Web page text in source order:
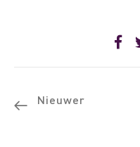
Nieuwer